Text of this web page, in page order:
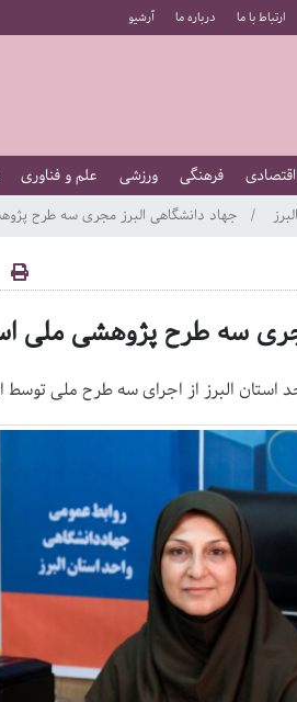
ارتباط با ما درباره ما آرشیو
اقتصادی فرهنگی ورزشی علم و فناوری
البرز جهاد دانشگاهی البرز مجری سه طرح
سه طرح پژوهشی ملی
البرز از اجرای سه طرح ملی توسط